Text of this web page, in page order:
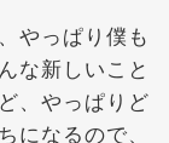
やっぱり僕も
な新しいこと
、やっぱりど
なるので、